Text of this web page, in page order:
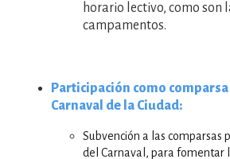
horario lectivo, como son
campamentos.
Participación como comparsa
Carnaval de la Ciudad:
Subvención a las comparsas
del Carnaval, para fomentar